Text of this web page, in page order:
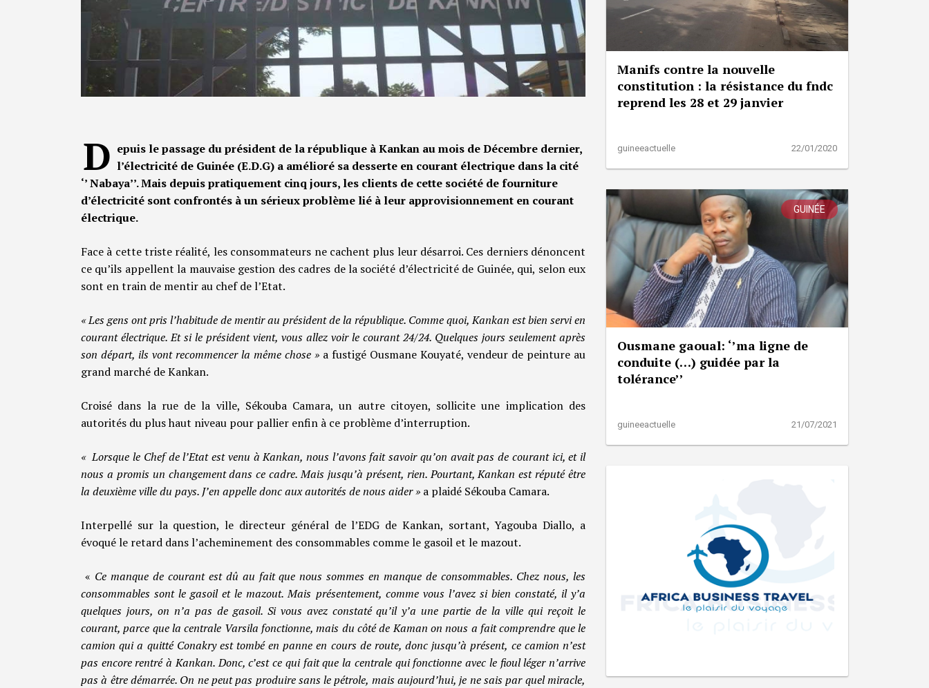
D epuis le passage du président de la république à Kankan au mois de Décembre dernier,
l’électricité de Guinée (E.D.G) a amélioré sa desserte en courant électrique dans la cité
‘’ Nabaya’’. Mais depuis pratiquement cinq jours, les clients de cette société de fourniture
d’électricité sont confrontés à un sérieux problème lié à leur approvisionnement en courant
électrique.
Face à cette triste réalité, les consommateurs ne cachent plus leur désarroi. Ces derniers dénoncent
ce qu’ils appellent la mauvaise gestion des cadres de la société d’électricité de Guinée, qui, selon eux
sont en train de mentir au chef de l’Etat.
« Les gens ont pris l’habitude de mentir au président de la république. Comme quoi, Kankan est bien servi en
courant électrique. Et si le président vient, vous allez voir le courant 24/24. Quelques jours seulement après
son départ, ils vont recommencer la même chose » a fustigé Ousmane Kouyaté, vendeur de peinture au
grand marché de Kankan.
Croisé dans la rue de la ville, Sékouba Camara, un autre citoyen, sollicite une implication des
autorités du plus haut niveau pour pallier enfin à ce problème d’interruption.
« Lorsque le Chef de l’Etat est venu à Kankan, nous l’avons fait savoir qu’on avait pas de courant ici, et il
nous a promis un changement dans ce cadre. Mais jusqu’à présent, rien. Pourtant, Kankan est réputé être
la deuxième ville du pays. J’en appelle donc aux autorités de nous aider » a plaidé Sékouba Camara.
Interpellé sur la question, le directeur général de l’EDG de Kankan, sortant, Yagouba Diallo, a
évoqué le retard dans l’acheminement des consommables comme le gasoil et le mazout.
« Ce manque de courant est dû au fait que nous sommes en manque de consommables. Chez nous, les
consommables sont le gasoil et le mazout. Mais présentement, comme vous l’avez si bien constaté, il y’a
quelques jours, on n’a pas de gasoil. Si vous avez constaté qu’il y’a une partie de la ville qui reçoit le
courant, parce que la centrale Varsila fonctionne, mais du côté de Kaman on nous a fait comprendre que le
camion qui a quitté Conakry est tombé en panne en cours de route, donc jusqu’à présent, ce camion n’est
pas encore rentré à Kankan. Donc, c’est ce qui fait que la centrale qui fonctionne avec le fioul léger n’arrive
pas à être démarrée. On ne peut pas produire sans le pétrole, mais aujourd’hui, je ne sais par quel miracle,
Manifs contre la nouvelle
constitution : la résistance du fndc
reprend les 28 et 29 janvier
guineeactuelle 22/01/2020
GUINÉE
Ousmane gaoual: ‘’ma ligne de
conduite (…) guidée par la
tolérance’’
guineeactuelle 21/07/2021